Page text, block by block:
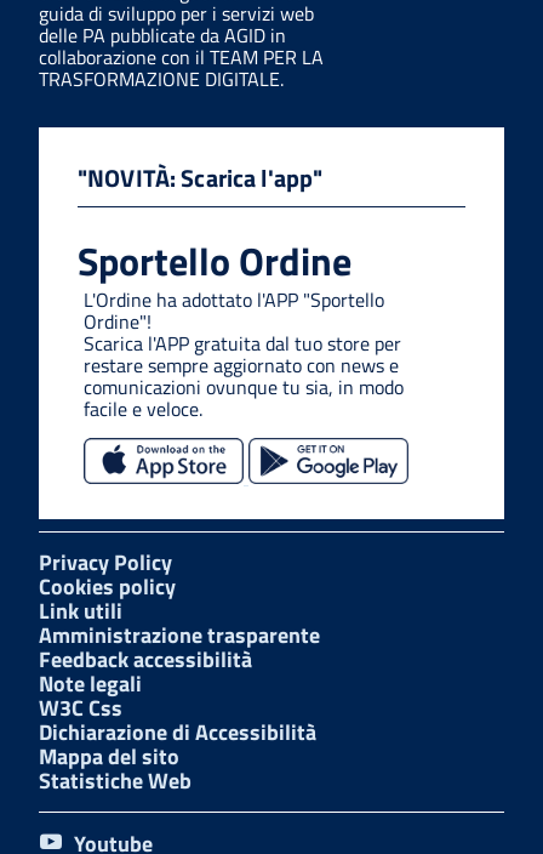
guida di sviluppo per i servizi web
delle PA pubblicate da AGID in
collaborazione con il TEAM PER LA
TRASFORMAZIONE DIGITALE.
"NOVITÀ: Scarica l'app"
Sportello Ordine
L'Ordine ha adottato l'APP "Sportello
Ordine"!
Scarica l'APP gratuita dal tuo store per
restare sempre aggiornato con news e
comunicazioni ovunque tu sia, in modo
facile e veloce.
Privacy Policy
Cookies policy
Link utili
Amministrazione trasparente
Feedback accessibilità
Note legali
W3C Css
Dichiarazione di Accessibilità
Mappa del sito
Statistiche Web
Youtube